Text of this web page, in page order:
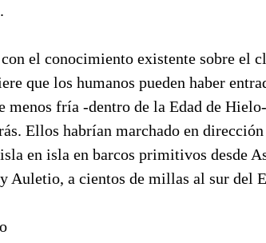
el conocimiento existente sobre el
que los humanos pueden haber
menos fría -dentro de la Edad de
Ellos habrían marchado en
en isla en barcos primitivos desde
Auletio, a cientos de millas al sur del